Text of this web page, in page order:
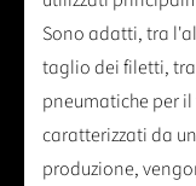
Sono adatti, tra
taglio dei filetti,
pneumatiche per
caratterizzati da
produzione,